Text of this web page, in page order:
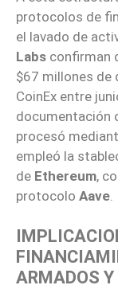
protocolos de
el lavado de
Labs confirman
$67 millones de
CoinEx entre
documentación
procesó
empleó la
de Ethereum,
protocolo Aave
ARMADOS